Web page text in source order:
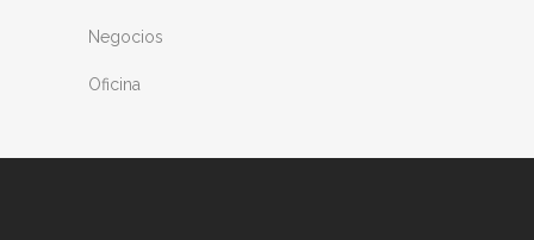
Negocios
Oficina